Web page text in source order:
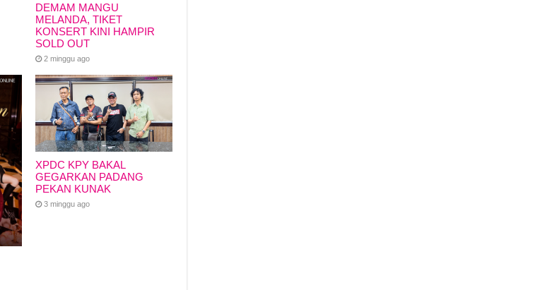
DEMAM MANGU
MELANDA, TIKET
KONSERT KINI HAMPIR
SOLD OUT
2 minggu ago
XPDC KPY BAKAL
GEGARKAN PADANG
PEKAN KUNAK
3 minggu ago